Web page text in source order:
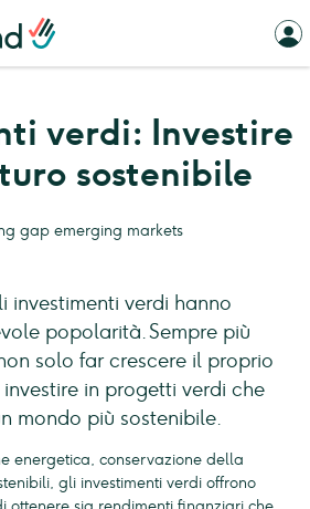
verdi: Investire
sostenibile
investimenti verdi hanno
popolarità. Sempre più
solo far crescere il proprio
in progetti verdi che
mondo più sostenibile.
energetica, conservazione della
gli investimenti verdi offrono